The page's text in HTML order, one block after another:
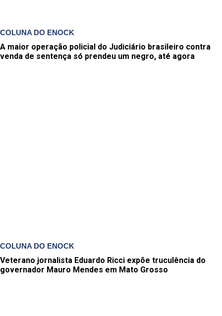
COLUNA DO ENOCK
A maior operação policial do Judiciário brasileiro contra
venda de sentença só prendeu um negro, até agora
COLUNA DO ENOCK
Veterano jornalista Eduardo Ricci expõe truculência do
governador Mauro Mendes em Mato Grosso